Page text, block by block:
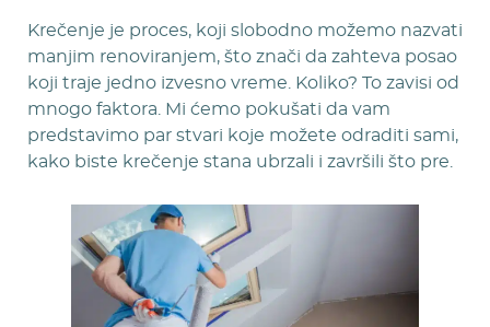
Krečenje je proces, koji slobodno možemo nazvati
manjim renoviranjem, što znači da zahteva posao
koji traje jedno izvesno vreme. Koliko? To zavisi od
mnogo faktora. Mi ćemo pokušati da vam
predstavimo par stvari koje možete odraditi sami,
kako biste krečenje stana ubrzali i završili što pre.